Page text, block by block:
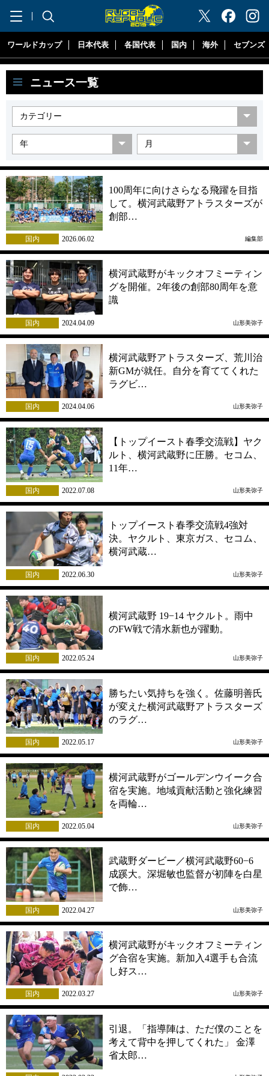
"ラグビーリパブリック"
ワールドカップ 日本代表 各国代表 国内 海外 セブンズ
ニュース一覧
100周年に向けさらなる飛躍を目指
して。横河武蔵野アトラスターズが
創部…
国内 2026.06.02 編集部
横河武蔵野がキックオフミーティン
グを開催。2年後の創部80周年を意
識
国内 2024.04.09 山形美弥子
横河武蔵野アトラスターズ、荒川治
新GMが就任。自分を育ててくれた
ラグビ…
国内 2024.04.06 山形美弥子
【トップイースト春季交流戦】ヤク
ルト、横河武蔵野に圧勝。セコム、
11年…
国内 2022.07.08 山形美弥子
トップイースト春季交流戦4強対
決。ヤクルト、東京ガス、セコム、
横河武蔵…
国内 2022.06.30 山形美弥子
横河武蔵野 19−14 ヤクルト。雨中
のFW戦で清水新也が躍動。
国内 2022.05.24 山形美弥子
勝ちたい気持ちを強く。佐藤明善氏
が変えた横河武蔵野アトラスターズ
のラグ…
国内 2022.05.17 山形美弥子
横河武蔵野がゴールデンウイーク合
宿を実施。地域貢献活動と強化練習
を両輪…
国内 2022.05.04 山形美弥子
武蔵野ダービー／横河武蔵野60−6
成蹊大。深堀敏也監督が初陣を白星
で飾…
国内 2022.04.27 山形美弥子
横河武蔵野がキックオフミーティン
グ合宿を実施。新加入4選手も合流
し好ス…
国内 2022.03.27 山形美弥子
引退。「指導陣は、ただ僕のことを
考えて背中を押してくれた」 金澤
省太郎…